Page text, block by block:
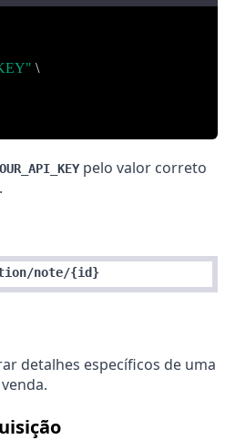
\
pelo valor correto
note/{id}
detalhes específicos de uma